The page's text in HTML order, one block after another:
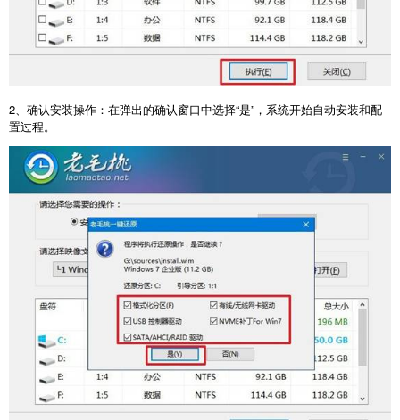
2、确认安装操作：在弹出的确认窗口中选择“是”，系统开始自动安装和配
置过程。